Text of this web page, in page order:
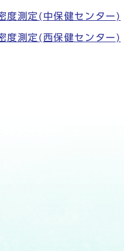
度測定(中保健センター)
度測定(西保健センター)